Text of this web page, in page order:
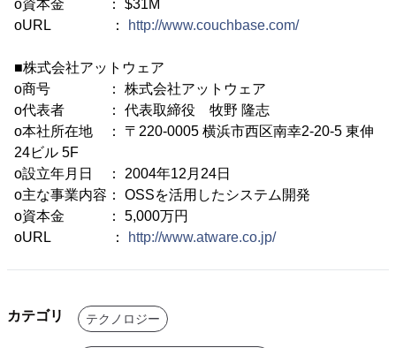
o資本金 ： $31M
oURL ：
http://www.couchbase.com/
■株式会社アットウェア
o商号 ： 株式会社アットウェア
o代表者 ： 代表取締役 牧野 隆志
o本社所在地 ： 〒220-0005 横浜市西区南幸2-20-5 東伸
24ビル 5F
o設立年月日 ： 2004年12月24日
o主な事業内容： OSSを活用したシステム開発
o資本金 ： 5,000万円
oURL ：
http://www.atware.co.jp/
カテゴリ テクノロジー